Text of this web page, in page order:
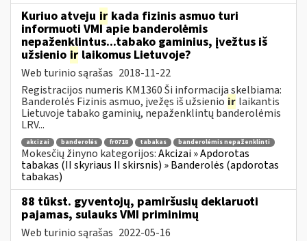
Kuriuo atveju ir kada fizinis asmuo turi
informuoti VMI apie banderolėmis
nepaženklintus...tabako gaminius, įvežtus iš
užsienio ir laikomus Lietuvoje?
Web turinio sąrašas 2018-11-22
Registracijos numeris KM1360 Ši informacija skelbiama:
Banderolės Fizinis asmuo, įvežęs iš užsienio ir laikantis
Lietuvoje tabako gaminių, nepaženklintų banderolėmis
LRV...
akcizai banderolės fr0718 tabakas banderolėmis nepaženklinti
Mokesčių žinyno kategorijos:Akcizai » Apdorotas
tabakas (II skyriaus II skirsnis) » Banderolės (apdorotas
tabakas)
88 tūkst. gyventojų, pamiršusių deklaruoti
pajamas, sulauks VMI priminimų
Web turinio sąrašas 2022-05-16